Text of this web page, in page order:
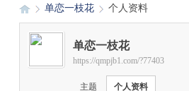
›
单恋一枝花 个人资料
单恋一枝花
https://qmpjb1.com/?77403
主题 个人资料